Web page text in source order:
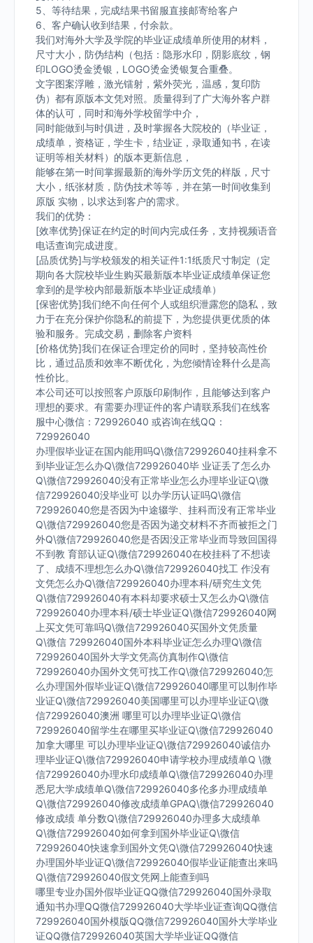
5、等待结果，完成结果书留服直接邮寄给客户
6、客户确认收到结果，付余款。
我们对海外大学及学院的毕业证成绩单所使用的材料，
尺寸大小，防伪结构（包括：隐形水印，阴影底纹，钢
印LOGO烫金烫银，LOGO烫金烫银复合重叠。
文字图案浮雕，激光镭射，紫外荧光，温感，复印防
伪）都有原版本文凭对照。质量得到了广大海外客户群
体的认可，同时和海外学校留学中介，
同时能做到与时俱进，及时掌握各大院校的（毕业证，
成绩单，资格证，学生卡，结业证，录取通知书，在读
证明等相关材料）的版本更新信息，
能够在第一时间掌握最新的海外学历文凭的样版，尺寸
大小，纸张材质，防伪技术等等，并在第一时间收集到
原版 实物，以求达到客户的需求。
我们的优势：
[效率优势]保证在约定的时间内完成任务，支持视频语音
电话查询完成进度。
[品质优势]与学校颁发的相关证件1:1纸质尺寸制定（定
期向各大院校毕业生购买最新版本毕业证成绩单保证您
拿到的是学校内部最新版本毕业证成绩单）
[保密优势]我们绝不向任何个人或组织泄露您的隐私，致
力于在充分保护你隐私的前提下，为您提供更优质的体
验和服务。完成交易，删除客户资料
[价格优势]我们在保证合理定价的同时，坚持较高性价
比，通过品质和效率不断优化，为您倾情诠释什么是高
性价比。
本公司还可以按照客户原版印刷制作，且能够达到客户
理想的要求。有需要办理证件的客户请联系我们在线客
服中心微信：729926040 或咨询在线QQ：
729926040
办理假毕业证在国内能用吗Q\微信729926040挂科拿不
到毕业证怎么办Q\微信729926040毕 业证丢了怎么办
Q\微信729926040没有正常毕业怎么办理毕业证Q\微
信729926040没毕业可 以办学历认证吗Q\微信
729926040您是否因为中途辍学、挂科而没有正常毕业
Q\微信729926040您是否因为递交材料不齐而被拒之门
外Q\微信729926040您是否因没正常毕业而导致回国得
不到教 育部认证Q\微信729926040在校挂科了不想读
了、成绩不理想怎么办Q\微信729926040找工 作没有
文凭怎么办Q\微信729926040办理本科/研究生文凭
Q\微信729926040有本科却要求硕士又怎么办Q\微信
729926040办理本科/硕士毕业证Q\微信729926040网
上买文凭可靠吗Q\微信729926040买国外文凭质量
Q\微信 729926040国外本科毕业证怎么办理Q\微信
729926040国外大学文凭高仿真制作Q\微信
729926040办国外文凭可找工作Q\微信729926040怎
么办理国外假毕业证Q\微信729926040哪里可以制作毕
业证Q\微信729926040美国哪里可以办理毕业证Q\微
信729926040澳洲 哪里可以办理毕业证Q\微信
729926040留学生在哪里买毕业证Q\微信729926040
加拿大哪里 可以办理毕业证Q\微信729926040诚信办
理毕业证Q\微信729926040申请学校办理成绩单Q \微
信729926040办理水印成绩单Q\微信729926040办理
悉尼大学成绩单Q\微信729926040多伦多办理成绩单
Q\微信729926040修改成绩单GPAQ\微信729926040
修改成绩 单分数Q\微信729926040办理多大成绩单
Q\微信729926040如何拿到国外毕业证Q\微信
729926040快速拿到国外文凭Q\微信729926040快速
办理国外毕业证Q\微信729926040假毕业证能查出来吗
Q\微信729926040假文凭网上能查到吗
哪里专业办国外假毕业证QQ微信729926040国外录取
通知书办理QQ微信729926040大学毕业证查询QQ微信
729926040国外模版QQ微信729926040国外大学毕业
证QQ微信729926040英国大学毕业证QQ微信